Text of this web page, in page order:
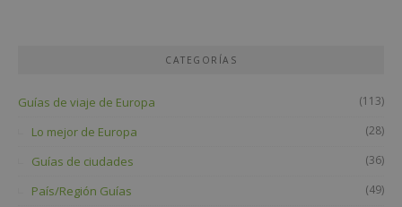
CATEGORÍAS
Guías de viaje de Europa (113)
Lo mejor de Europa (28)
Guías de ciudades (36)
País/Región Guías (49)